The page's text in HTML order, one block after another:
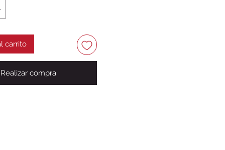
carrito
Realizar compra